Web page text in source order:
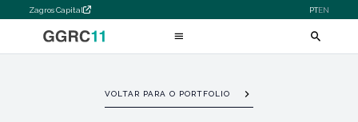
Zagros Capital PTEN
VOLTAR PARA O PORTFOLIO